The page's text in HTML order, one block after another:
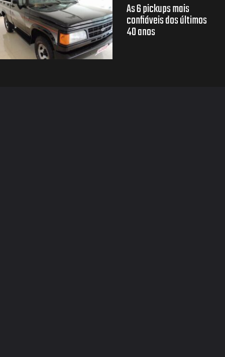
As 6 pickups mais
confiáveis dos últimos
40 anos